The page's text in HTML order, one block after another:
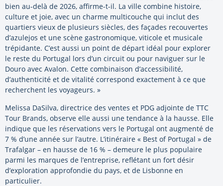
bien au-delà de 2026, affirme-t-il. La ville combine histoire,
culture et joie, avec un charme multicouche qui inclut des
quartiers vieux de plusieurs siècles, des façades recouvertes
d’azulejos et une scène gastronomique, viticole et musicale
trépidante. C’est aussi un point de départ idéal pour explorer
le reste du Portugal lors d’un circuit ou pour naviguer sur le
Douro avec Avalon. Cette combinaison d’accessibilité,
d’authenticité et de vitalité correspond exactement à ce que
recherchent les voyageurs. »
Melissa DaSilva, directrice des ventes et PDG adjointe de TTC
Tour Brands, observe elle aussi une tendance à la hausse. Elle
indique que les réservations vers le Portugal ont augmenté de
7 % d’une année sur l’autre. L’itinéraire « Best of Portugal » de
Trafalgar – en hausse de 16 % – demeure le plus populaire
parmi les marques de l’entreprise, reflétant un fort désir
d’exploration approfondie du pays, et de Lisbonne en
particulier.